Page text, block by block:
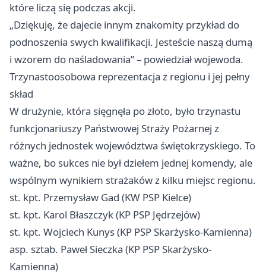
które liczą się podczas akcji.
„Dziękuję, że dajecie innym znakomity przykład do
podnoszenia swych kwalifikacji. Jesteście naszą dumą
i wzorem do naśladowania” – powiedział wojewoda.
Trzynastoosobowa reprezentacja z regionu i jej pełny
skład
W drużynie, która sięgnęła po złoto, było trzynastu
funkcjonariuszy Państwowej Straży Pożarnej z
różnych jednostek województwa świętokrzyskiego. To
ważne, bo sukces nie był dziełem jednej komendy, ale
wspólnym wynikiem strażaków z kilku miejsc regionu.
st. kpt. Przemysław Gad (KW PSP Kielce)
st. kpt. Karol Błaszczyk (KP PSP Jędrzejów)
st. kpt. Wojciech Kunys (KP PSP Skarżysko-Kamienna)
asp. sztab. Paweł Sieczka (KP PSP Skarżysko-
Kamienna)